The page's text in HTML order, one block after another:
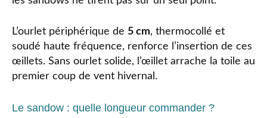
L’ourlet périphérique de 5 cm, thermocollé et
soudé haute fréquence, renforce l’insertion de ces
œillets. Sans ourlet solide, l’œillet arrache la toile au
premier coup de vent hivernal.
Le sandow : quelle longueur commander ?